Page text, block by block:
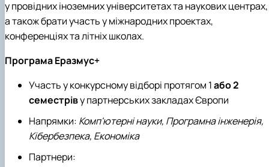
у провідних іноземних університетах та наукових центрах,
а також брати участь у міжнародних проектах,
конференціях та літніх школах.
Програма Еразмус+
Участь у конкурсному відборі протягом 1або 2
семестріву партнерських закладах Європи
Напрямки: Комп'ютерні науки, Програмна інженерія,
Кібербезпека, Економіка
Партнери: